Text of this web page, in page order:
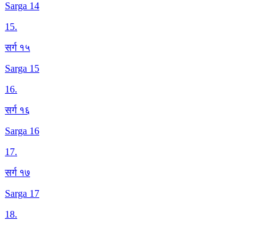
Sarga 14
15.
सर्ग १५
Sarga 15
16.
सर्ग १६
Sarga 16
17.
सर्ग १७
Sarga 17
18.